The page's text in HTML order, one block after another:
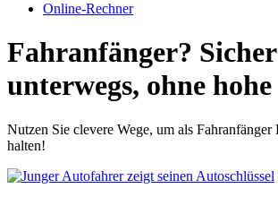
Online-Rechner
Fahranfänger? Sicher
unterwegs, ohne
Nutzen Sie clevere Wege, um als Fahranfänger
halten!